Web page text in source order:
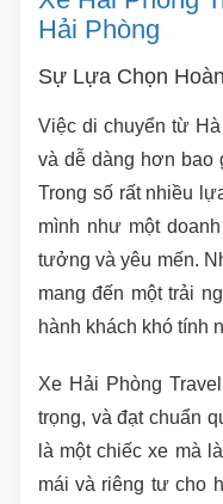
Hải Phòng
Sự Lựa Chọn
Việc di chuyển từ
và dễ dàng hơn bao
Trong số rất nhiều
mình như một
tưởng và yêu mến.
mang đến một trải
hành khách khó tính
Xe Hải Phòng
trọng, và đạt chuẩn
là một chiếc xe mà
mái và riêng tư cho